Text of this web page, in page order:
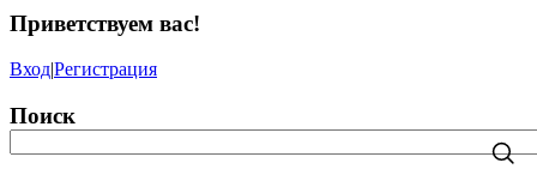
Приветствуем вас!
Вход|Регистрация
Поиск